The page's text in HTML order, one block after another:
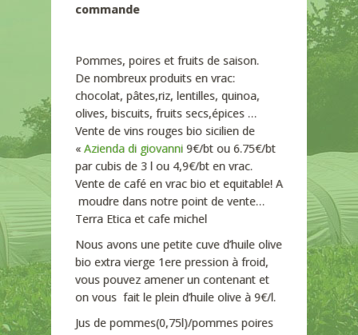
commande
Pommes, poires et fruits de saison.
De nombreux produits en vrac:
chocolat, pâtes,riz, lentilles, quinoa,
olives, biscuits, fruits secs,épices …
Vente de vins rouges bio sicilien de
«Azienda di giovanni 9€/bt ou 6.75€/bt
par cubis de 3 l ou 4,9€/bt en vrac.
Vente de café en vrac bio et equitable! A
moudre dans notre point de vente…
Terra Etica et cafe michel
Nous avons une petite cuve d’huile olive
bio extra vierge 1ere pression à froid,
vous pouvez amener un contenant et
on vous fait le plein d’huile olive à 9€/l.
Jus de pommes(0,75l)/pommes poires